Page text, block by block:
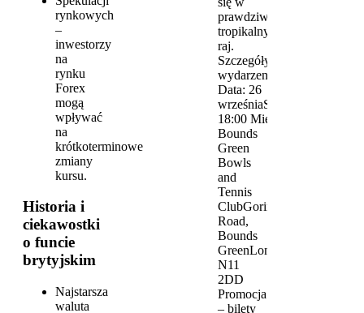
rynkowych
–
inwestorzy
na
rynku
Forex
mogą
wpływać
na
krótkoterminowe
zmiany
kursu.
Historia i
ciekawostki
o funcie
brytyjskim
Najstarsza
waluta
prawdziwy
tropikalny
raj.
Szczegóły
wydarzenia
Data: 26
wrześniaStart:
18:00 Miejsce:
Bounds
Green
Bowls
and
Tennis
ClubGoring
Road,
Bounds
GreenLondon
N11
2DD
Promocja
– bilety